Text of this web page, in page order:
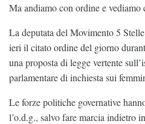
Ma andiamo con ordine e vediamo
La deputata del Movimento 5
ieri il citato ordine del giorno
una proposta di legge vertente
parlamentare di inchiesta sui
Le forze politiche governative
l’o.d.g., salvo fare marcia indietro